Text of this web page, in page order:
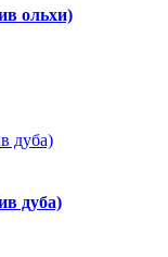
ольхи)
дуба)